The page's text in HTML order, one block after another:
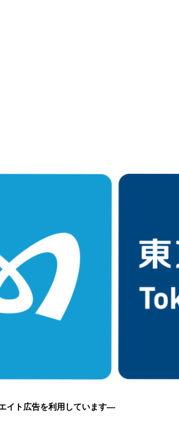
イト広告を利用しています―